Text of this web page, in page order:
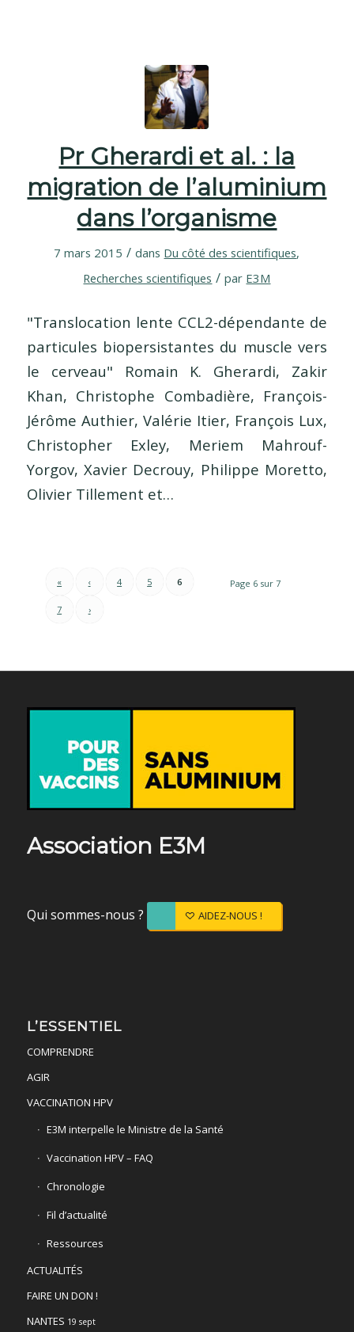
Pr Gherardi et al. : la
migration de l’aluminium
dans l’organisme
7 mars 2015 / dans Du côté des scientifiques,
Recherches scientifiques / par E3M
"Translocation lente CCL2-dépendante de
particules biopersistantes du muscle vers
le cerveau" Romain K. Gherardi, Zakir
Khan, Christophe Combadière, François-
Jérôme Authier, Valérie Itier, François Lux,
Christopher Exley, Meriem Mahrouf-
Yorgov, Xavier Decrouy, Philippe Moretto,
Olivier Tillement et…
Page 6 sur 7
« ‹ 4 5 6
7 ›
Association E3M
Qui sommes-nous ? AIDEZ-NOUS !
L’ESSENTIEL
COMPRENDRE
AGIR
VACCINATION HPV
E3M interpelle le Ministre de la Santé
Vaccination HPV – FAQ
Chronologie
Fil d’actualité
Ressources
ACTUALITÉS
FAIRE UN DON !
NANTES 19 sept